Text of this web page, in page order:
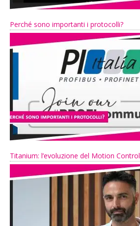
Perché sono importanti i protocolli?
Titanium: l’evoluzione del Motion Control